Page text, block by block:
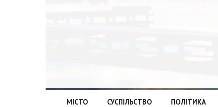
МІСТО СУСПІЛЬСТВО ПОЛІТИКА